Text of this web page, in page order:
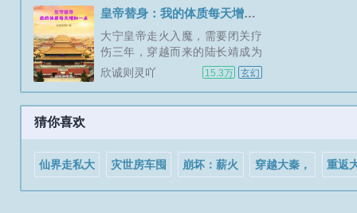
皇帝替身：我的体质每天增加一点
大宁皇帝走火入魔，需要闭关疗
伤三年，穿越而来的陆长靖成为
他的替身，坐拥三宫六院七十二
一点，陆...
欣诚则灵吖 15.3万 玄幻
猜你喜欢
仙界走私大
鳄
灾世房车囤
货求生
崩坏：薪火
传承，星火
穿越大秦，
开局单挑文
重返
开局